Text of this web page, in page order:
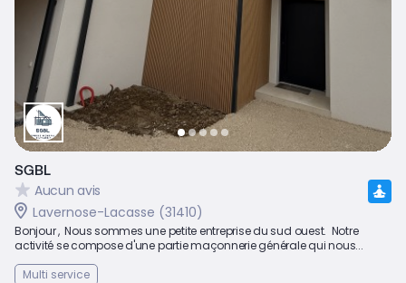
SGBL
Aucun avis
Lavernose-Lacasse (31410)
Bonjour , Nous sommes une petite entreprise du sud ouest. Notre
activité se compose d'une partie maçonnerie générale qui nous...
Multi service